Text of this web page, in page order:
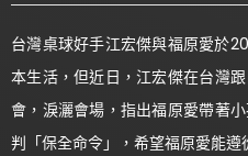
台灣桌球好手江宏傑與福原愛於
本生活，但近日，江宏傑在台灣
會，淚灑會場，指出福原愛帶著
判「保全命令」，希望福原愛能遵